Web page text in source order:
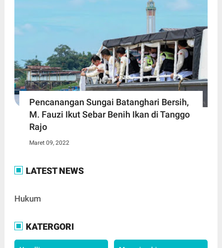
Pencanangan Sungai Batanghari Bersih,
M. Fauzi Ikut Sebar Benih Ikan di Tanggo
Rajo
Maret 09, 2022
LATEST NEWS
Hukum
KATERGORI